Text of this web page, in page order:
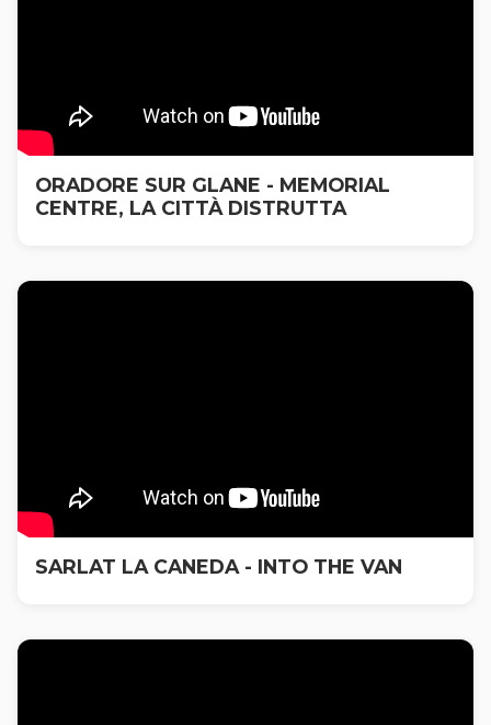
ORADORE SUR GLANE - MEMORIAL
CENTRE, LA CITTÀ DISTRUTTA
SARLAT LA CANEDA - INTO THE VAN